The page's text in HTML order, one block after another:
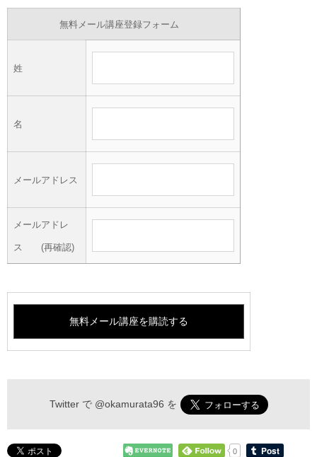
無料メール講座登録フォーム
姓
名
メールアドレス
メールアドレ
ス (再確認)
Twitter で @okamurata96 を
0